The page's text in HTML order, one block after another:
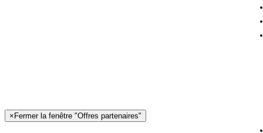
× Fermer la fenêtre "Offres partenaires"